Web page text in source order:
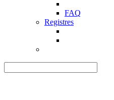
FAQ
Registres